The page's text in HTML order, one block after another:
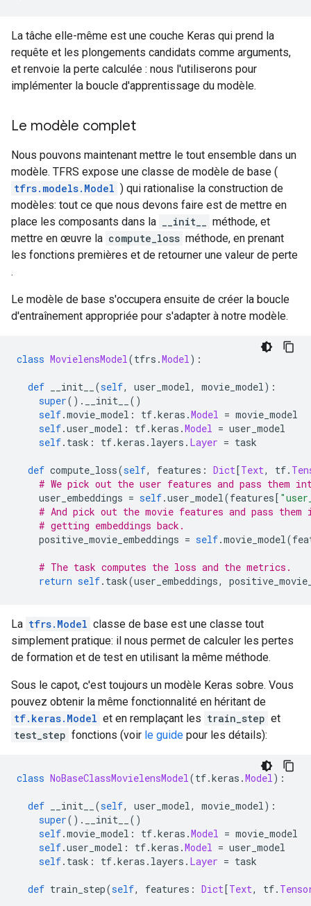
La tâche elle-même est une couche Keras qui prend la
requête et les plongements candidats comme arguments,
et renvoie la perte calculée : nous l'utiliserons pour
implémenter la boucle d'apprentissage du modèle.
Le modèle complet
Nous pouvons maintenant mettre le tout ensemble dans un
modèle. TFRS expose une classe de modèle de base (
tfrs.models.Model ) qui rationalise la construction de
modèles: tout ce que nous devons faire est de mettre en
place les composants dans la
__init__
méthode, et
mettre en œuvre la compute_loss méthode, en prenant
les fonctions premières et de retourner une valeur de perte
.
Le modèle de base s'occupera ensuite de créer la boucle
d'entraînement appropriée pour s'adapter à notre modèle.
class MovielensModel(tfrs .Model):
def __init__ (self, user_model, movie_model):
super(). __init__
()
self.movie_model : tf.keras .Model = movie_model
self.user_model : tf.keras .Model = user_model
self. task : tf.keras . layers . Layer = task
def compute_loss(self, features : Dict[Text, tf.
# We pick out the user features and pass them
user_embeddings = self.user_model(features[
# And pick out the movie features and pass them
# getting embeddings back.
positive_movie_embeddings = self.movie_model(
# The task computes the loss and the metrics.
return self. task(user_embeddings,
La tfrs.Model classe de base est une classe tout
simplement pratique: il nous permet de calculer les pertes
de formation et de test en utilisant la même méthode.
Sous le capot, c'est toujours un modèle Keras sobre. Vous
pouvez obtenir la même fonctionnalité en héritant de
tf.keras.Model et en remplaçant les train_step et
test_step fonctions (voir le guide pour les détails):
class NoBaseClassMovielensModel(tf.keras .Model):
def __init__ (self, user_model, movie_model):
super(). __init__
()
self.movie_model : tf.keras .Model = movie_model
self.user_model : tf.keras .Model = user_model
self. task : tf.keras . layers . Layer = task
def train_step(self, features : Dict[Text, tf.